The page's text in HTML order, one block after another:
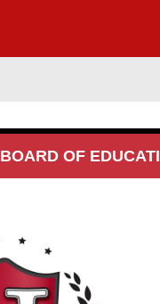
BOARD OF